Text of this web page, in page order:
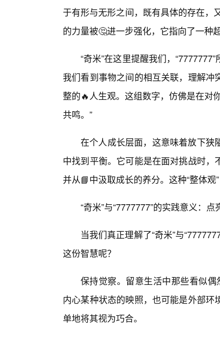
于有形与无形之间，既有具体的存在，
的力量被🤔进一步强化，它指向了一种
“奇米”在这里提醒我们，
我们看到事物之间的相互关联，理解
整的🔥人生观。这组数字，仿佛是在对
共鸣。”
在个人成长层面，这意味着放下狭
中找到平衡。它可能是在面对挑战时
并从📘中汲取成长的养分。这种“整体
“奇米”与“7777777”的实践意义：
当我们真正理解了“奇米”与
这份智慧呢？
保持觉察。留意生活中那些看似偶
内心某种状态的映照，也可能是外部
单地将其视为巧合。